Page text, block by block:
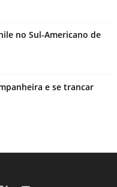
no Sul-Americano de
e se trancar